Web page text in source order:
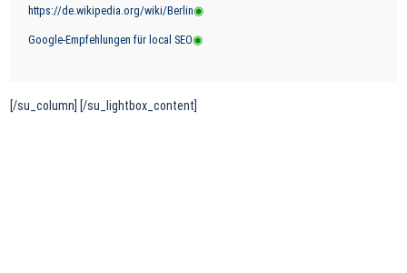
https://de.wikipedia.org/wiki/Berlin
Google-Empfehlungen für local SEO
[/su_column] [/su_lightbox_content]